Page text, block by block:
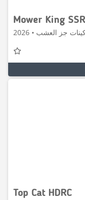
Mower King
Top Cat HDRC